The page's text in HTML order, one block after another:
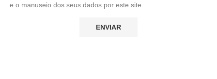
e o manuseio dos seus dados por este site.